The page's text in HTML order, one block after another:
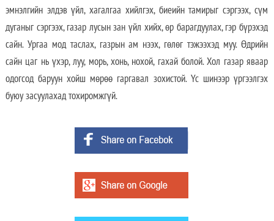
эмнэлгийн элдэв үйл, хагалгаа хийлгэх, биеийн тамирыг сэргээх, сүм
дуганыг сэргээх, газар лусын зан үйл хийх, өр барагдуулах, гэр бүрэхэд
сайн. Ургаа мод таслах, газрын ам нээх, гөлөг тэжээхэд муу. Өдрийн
сайн цаг нь үхэр, луу, морь, хонь, нохой, гахай болой. Хол газар яваар
одогсод баруун хойш мөрөө гаргавал зохистой. Үс шинээр үргээлгэх
буюу засуулахад тохиромжгүй.